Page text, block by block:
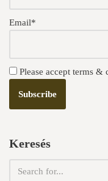
Email*
Please accept terms &
Keresés